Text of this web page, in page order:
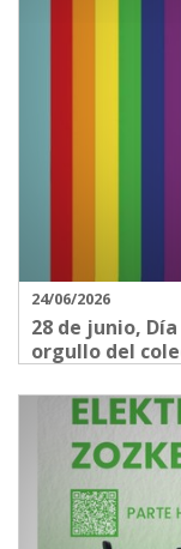
24/06/2026
28 de junio,
orgullo del